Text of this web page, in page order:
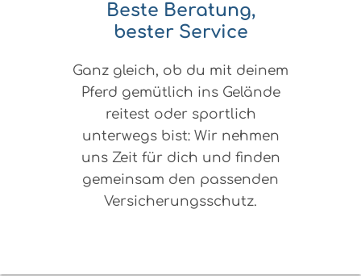
Beste Beratung,
bester Service
Ganz gleich, ob du mit deinem
Pferd gemütlich ins Gelände
reitest oder sportlich
unterwegs bist: Wir nehmen
uns Zeit für dich und finden
gemeinsam den passenden
Versicherungsschutz.